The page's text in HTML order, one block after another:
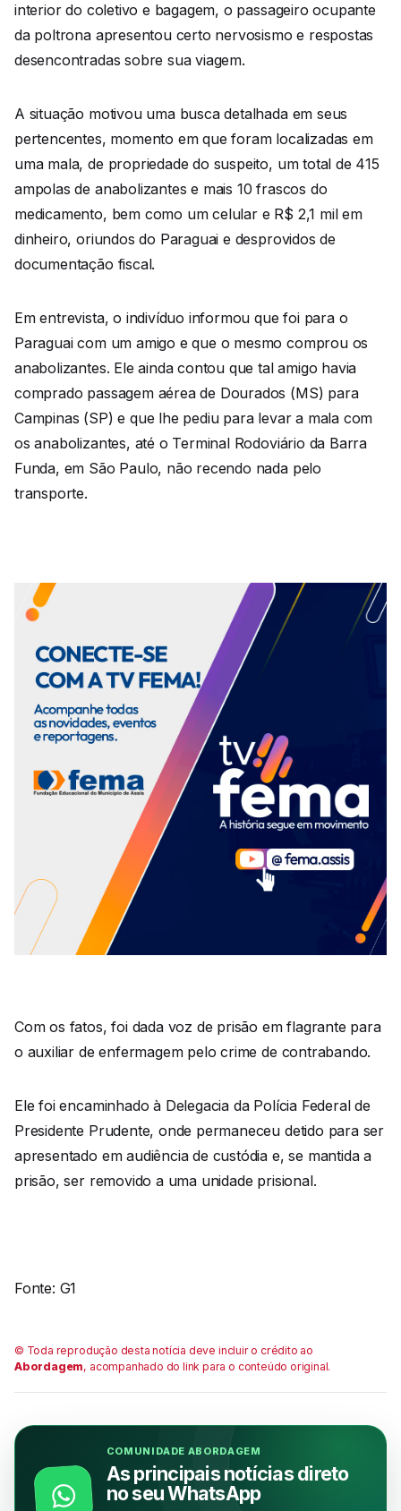
interior do coletivo e bagagem, o passageiro ocupante
da poltrona apresentou certo nervosismo e respostas
desencontradas sobre sua viagem.
A situação motivou uma busca detalhada em seus
pertencentes, momento em que foram localizadas em
uma mala, de propriedade do suspeito, um total de 415
ampolas de anabolizantes e mais 10 frascos do
medicamento, bem como um celular e R$ 2,1 mil em
dinheiro, oriundos do Paraguai e desprovidos de
documentação fiscal.
Em entrevista, o indivíduo informou que foi para o
Paraguai com um amigo e que o mesmo comprou os
anabolizantes. Ele ainda contou que tal amigo havia
comprado passagem aérea de Dourados (MS) para
Campinas (SP) e que lhe pediu para levar a mala com
os anabolizantes, até o Terminal Rodoviário da Barra
Funda, em São Paulo, não recendo nada pelo
transporte.
Com os fatos, foi dada voz de prisão em flagrante para
o auxiliar de enfermagem pelo crime de contrabando.
Ele foi encaminhado à Delegacia da Polícia Federal de
Presidente Prudente, onde permaneceu detido para ser
apresentado em audiência de custódia e, se mantida a
prisão, ser removido a uma unidade prisional.
Fonte: G1
© Toda reprodução desta notícia deve incluir o crédito ao
Abordagem, acompanhado do link para o conteúdo original.
COMUNIDADE ABORDAGEM
As principais notícias direto
no seu WhatsApp